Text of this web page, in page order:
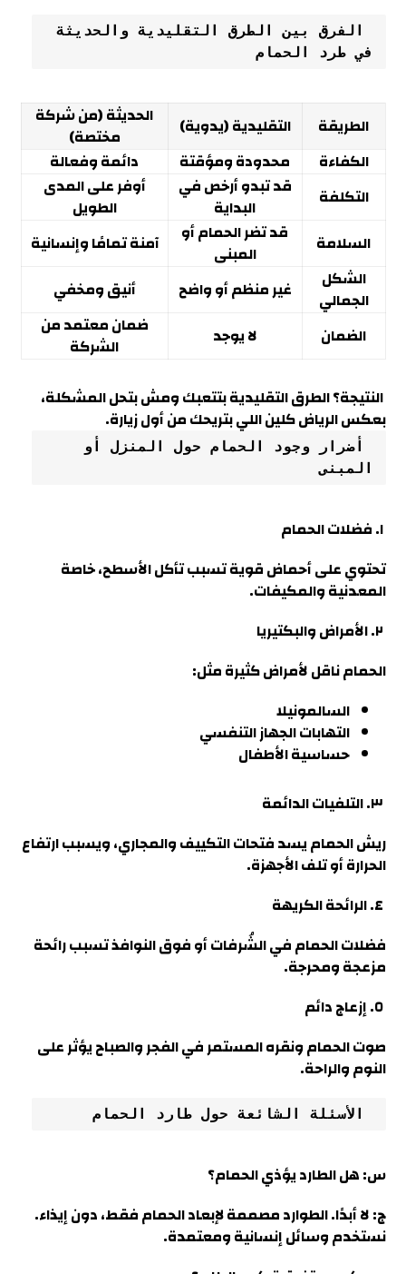
في طرد الحمام
الطريقة التقليدية (يدوية)
الحديثة (من شركة
مختصة)
الكفاءة
محدودة ومؤقتة
دائمة وفعالة
التكلفة
قد تبدو أرخص في
البداية
أوفر على المدى
الطويل
السلامة
قد تضر الحمام أو
المبنى
آمنة تمامًا وإنسانية
الشكل
الجمالي
غير منظم أو واضح
أنيق ومخفي
الضمان
لا يوجد
ضمان معتمد من
الشركة
النتيجة؟ الطرق التقليدية بتتعبك ومش بتحل المشكلة،
بعكس الرياض كلين اللي بتريحك من أول زيارة.
المبنى
١. فضلات الحمام
تحتوي على أحماض قوية تسبب تأكل الأسطح، خاصة
المعدنية والمكيفات.
الحمام ناقل لأمراض كثيرة مثل:
السالمونيلا
التهابات الجهاز التنفسي
حساسية الأطفال
ريش الحمام يسد فتحات التكييف والمجاري، ويسبب ارتفاع
الحرارة أو تلف الأجهزة.
فضلات الحمام في الشُرفات أو فوق النوافذ تسبب رائحة
مزعجة ومحرجة.
٥. إزعاج دائم
صوت الحمام ونقره المستمر في الفجر والصباح يؤثر على
النوم والراحة.
الأسئلة الشائعة حول طارد الحمام
س: هل الطارد يؤذي الحمام؟
ج: لا أبدًا. الطوارد مصممة لإبعاد الحمام فقط، دون إيذاء.
نستخدم وسائل إنسانية ومعتمدة.